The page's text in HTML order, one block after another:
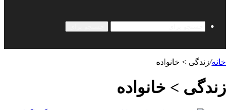
خانه/زندگی > خانواده
زندگی > خانواده